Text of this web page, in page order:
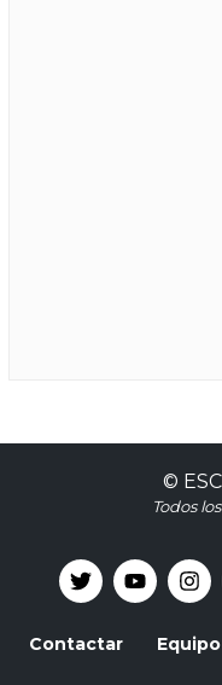
©
Todos
Contactar Equipo